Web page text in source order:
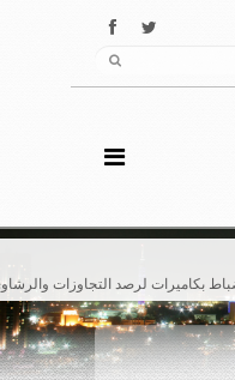
لرصد التجاوزات والرشاوى